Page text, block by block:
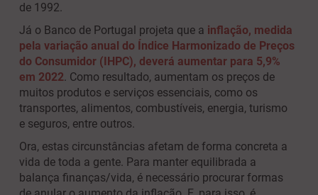
de 1992.
Já o Banco de Portugal projeta que a inflação, medida
pela variação anual do Índice Harmonizado de Preços
do Consumidor (IHPC), deverá aumentar para 5,9%
em 2022. Como resultado, aumentam os preços de
muitos produtos e serviços essenciais, como os
transportes, alimentos, combustíveis, energia, turismo
e seguros, entre outros.
Ora, estas circunstâncias afetam de forma concreta a
vida de toda a gente. Para manter equilibrada a
balança finanças/vida, é necessário procurar formas